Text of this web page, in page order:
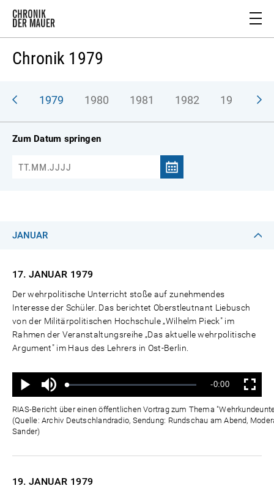
Chronik 1979
1979 1980 1981 1982 1983
Zum Datum springen
JANUAR
17. JANUAR 1979
Der wehrpolitische Unterricht stoße auf zunehmendes
Interesse der Schüler. Das berichtet Oberstleutnant Liebusch
von der Militärpolitischen Hochschule „Wilhelm Pieck" im
Rahmen der Veranstaltungsreihe „Das aktuelle wehrpolitische
Argument" im Haus des Lehrers in Ost-Berlin.
Wiedergabe
Ton
aus
Geladen:
Status:
Verbleibende
Zeit
-0:00 Vollbild
RIAS-Bericht über einen öffentlichen Vortrag zum Thema
(Quelle: Archiv Deutschlandradio, Sendung: Rundschau am Abend,
Sander)
19. JANUAR 1979